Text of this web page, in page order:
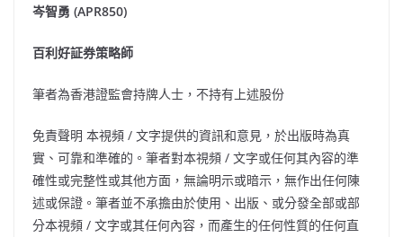
岑智勇 (APR850)
百利好証券策略師
筆者為香港證監會持牌人士，不持有上述股份
免責聲明 本視頻 / 文字提供的資訊和意見，於出版時為真
實、可靠和準確的。筆者對本視頻 / 文字或任何其內容的準
確性或完整性或其他方面，無論明示或暗示，無作出任何陳
述或保證。筆者並不承擔由於使用、出版、或分發全部或部
分本視頻 / 文字或其任何內容，而產生的任何性質的任何直